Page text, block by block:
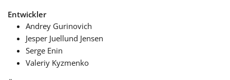
Entwickler
Andrey Gurinovich
Jesper Juellund Jensen
Serge Enin
Valeriy Kyzmenko